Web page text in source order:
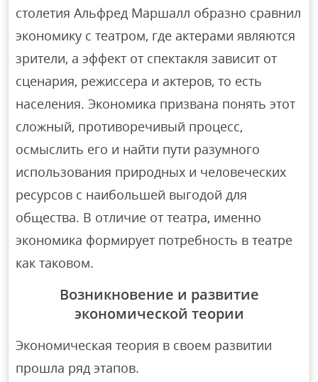
столетия Альфред Маршалл образно сравнил
экономику с театром, где актерами являются
зрители, а эффект от спектакля зависит от
сценария, режиссера и актеров, то есть
населения. Экономика призвана понять этот
сложный, противоречивый процесс,
осмыслить его и найти пути разумного
использования природных и человеческих
ресурсов с наибольшей выгодой для
общества. В отличие от театра, именно
экономика формирует потребность в театре
как таковом.
Возникновение и развитие
экономической теории
Экономическая теория в своем развитии
прошла ряд этапов.